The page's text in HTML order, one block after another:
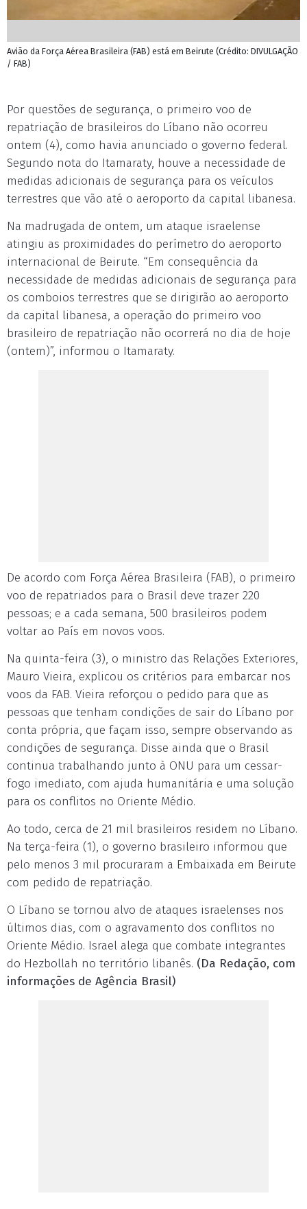
Avião da Força Aérea Brasileira (FAB) está em Beirute (Crédito: DIVULGAÇÃO
/ FAB)
Por questões de segurança, o primeiro voo de
repatriação de brasileiros do Líbano não ocorreu
ontem (4), como havia anunciado o governo federal.
Segundo nota do Itamaraty, houve a necessidade de
medidas adicionais de segurança para os veículos
terrestres que vão até o aeroporto da capital libanesa.
Na madrugada de ontem, um ataque israelense
atingiu as proximidades do perímetro do aeroporto
internacional de Beirute. “Em consequência da
necessidade de medidas adicionais de segurança para
os comboios terrestres que se dirigirão ao aeroporto
da capital libanesa, a operação do primeiro voo
brasileiro de repatriação não ocorrerá no dia de hoje
(ontem)”, informou o Itamaraty.
De acordo com Força Aérea Brasileira (FAB), o primeiro
voo de repatriados para o Brasil deve trazer 220
pessoas; e a cada semana, 500 brasileiros podem
voltar ao País em novos voos.
Na quinta-feira (3), o ministro das Relações Exteriores,
Mauro Vieira, explicou os critérios para embarcar nos
voos da FAB. Vieira reforçou o pedido para que as
pessoas que tenham condições de sair do Líbano por
conta própria, que façam isso, sempre observando as
condições de segurança. Disse ainda que o Brasil
continua trabalhando junto à ONU para um cessar-
fogo imediato, com ajuda humanitária e uma solução
para os conflitos no Oriente Médio.
Ao todo, cerca de 21 mil brasileiros residem no Líbano.
Na terça-feira (1), o governo brasileiro informou que
pelo menos 3 mil procuraram a Embaixada em Beirute
com pedido de repatriação.
O Líbano se tornou alvo de ataques israelenses nos
últimos dias, com o agravamento dos conflitos no
Oriente Médio. Israel alega que combate integrantes
do Hezbollah no território libanês. (Da Redação, com
informações de Agência Brasil)